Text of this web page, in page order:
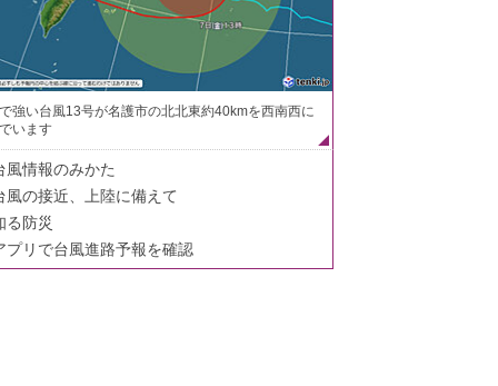
強い台風13号が名護市の北北東約40kmを西南西に
います
風情報のみかた
風の接近、上陸に備えて
る防災
プリで台風進路予報を確認